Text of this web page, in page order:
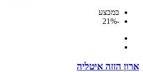
במבצע
-21%
ארון הזזה איטליה